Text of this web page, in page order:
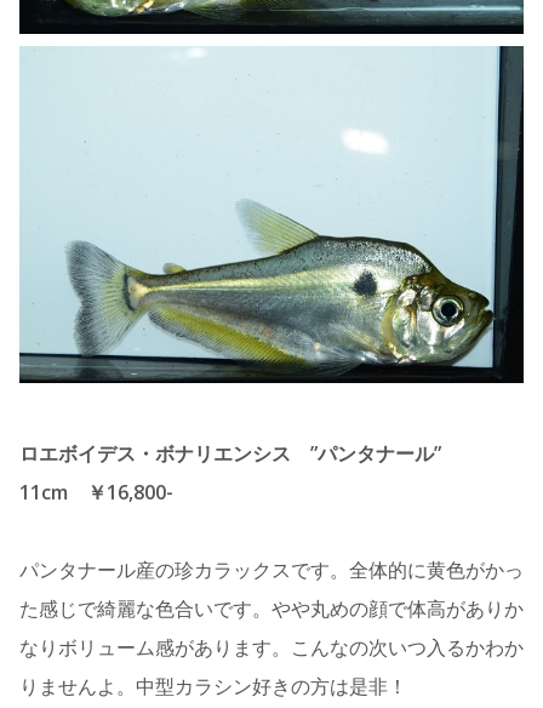
ロエボイデス・ボナリエンシス ”パンタナール”
11cm ￥16,800-
パンタナール産の珍カラックスです。全体的に黄色がかっ
た感じで綺麗な色合いです。やや丸めの顔で体高がありか
なりボリューム感があります。こんなの次いつ入るかわか
りませんよ。中型カラシン好きの方は是非！